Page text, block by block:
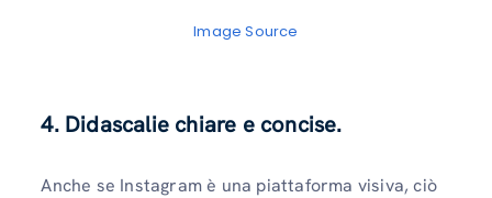
Image Source
4. Didascalie chiare e concise.
Anche se Instagram è una piattaforma visiva, ciò